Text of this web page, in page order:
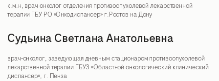
к.м.н, врач онколог отделения противоопухолевой лекарственной
терапии ГБУ РО «Онкодиспансер» г.Ростов на Дону
Судьина Светлана Анатольевна
врач-онколог, заведующая дневным стационаром противоопухолевой
лекарственной терапии ГБУЗ «Областной онкологический клинический
диспансер», г. Пенза